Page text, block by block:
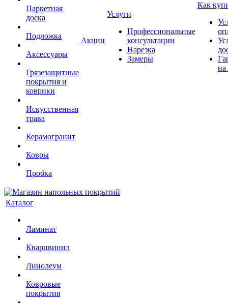
Паркетная
доска
Подложка
Аксессуары
Грязезащитные
покрытия и
коврики
Искусственная
трава
Керамогранит
Ковры
Пробка
Акции
Услуги
Профессиональные
консультации
Нарезка
Замеры
Как
на
Каталог
Ламинат
Кварцвинил
Линолеум
Ковровые
покрытия